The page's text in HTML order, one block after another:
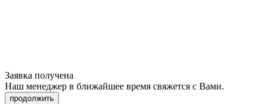
Заявка получена
Наш менеджер в ближайшее время свяжется с Вами.
продолжить